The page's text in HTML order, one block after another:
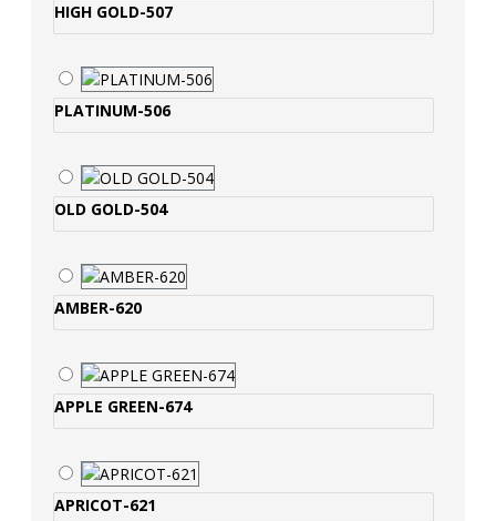
HIGH GOLD-507
PLATINUM-506
OLD GOLD-504
AMBER-620
APPLE GREEN-674
APRICOT-621